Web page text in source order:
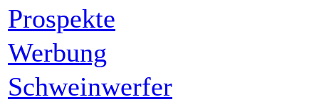
Prospekte
Werbung
Schweinwerfer